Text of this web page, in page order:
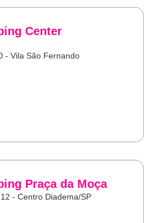
Center
- Vila São Fernando
Praça da Moça
- Centro Diadema/SP